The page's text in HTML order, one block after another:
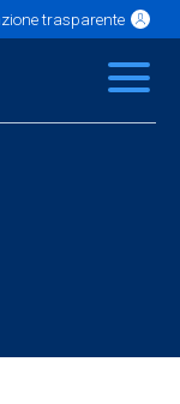
trasparente
Albo